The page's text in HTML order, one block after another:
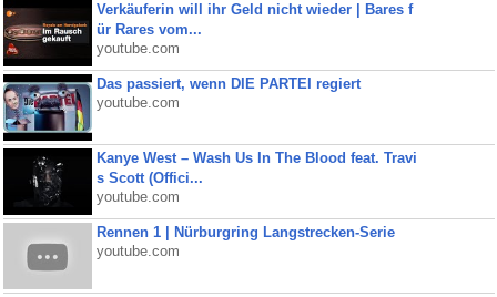
Verkäuferin will ihr Geld nicht wieder | Bares f
ür Rares vom...
youtube.com
Das passiert, wenn DIE PARTEI regiert
youtube.com
Kanye West – Wash Us In The Blood feat. Travi
s Scott (Offici...
youtube.com
Rennen 1 | Nürburgring Langstrecken-Serie
youtube.com